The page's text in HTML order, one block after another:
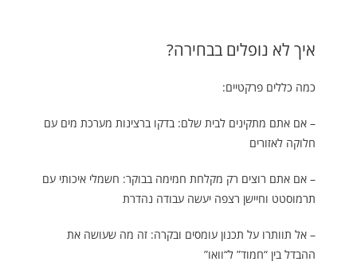
איך לא נופלים בבחירה?
כמה כללים פרקטיים:
– אם אתם מתקינים לבית שלם: בדקו ברצינות מערכת מים עם
חלוקה לאזורים
– אם אתם רוצים רק מקלחת חמימה בבוקר: חשמלי איכותי עם
תרמוסטט וחיישן רצפה יעשה עבודה נהדרת
– אל תוותרו על תכנון עומסים ובקרה: זה מה שעושה את
ההבדל בין “חמוד” ל“וואו”